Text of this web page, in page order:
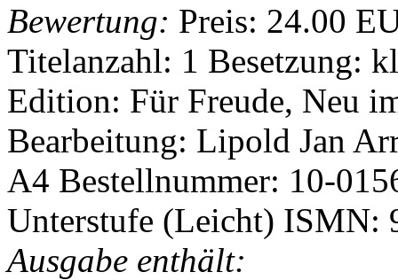
Bewertung: Preis: 24.00
Titelanzahl: 1 Besetzung:
Edition: Für Freude, Neu
Bearbeitung: Lipold Jan
A4 Bestellnummer: 10-
Unterstufe (Leicht) ISMN:
Ausgabe enthält: